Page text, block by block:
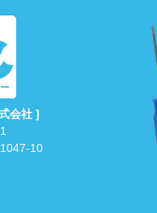
会社 ]
10